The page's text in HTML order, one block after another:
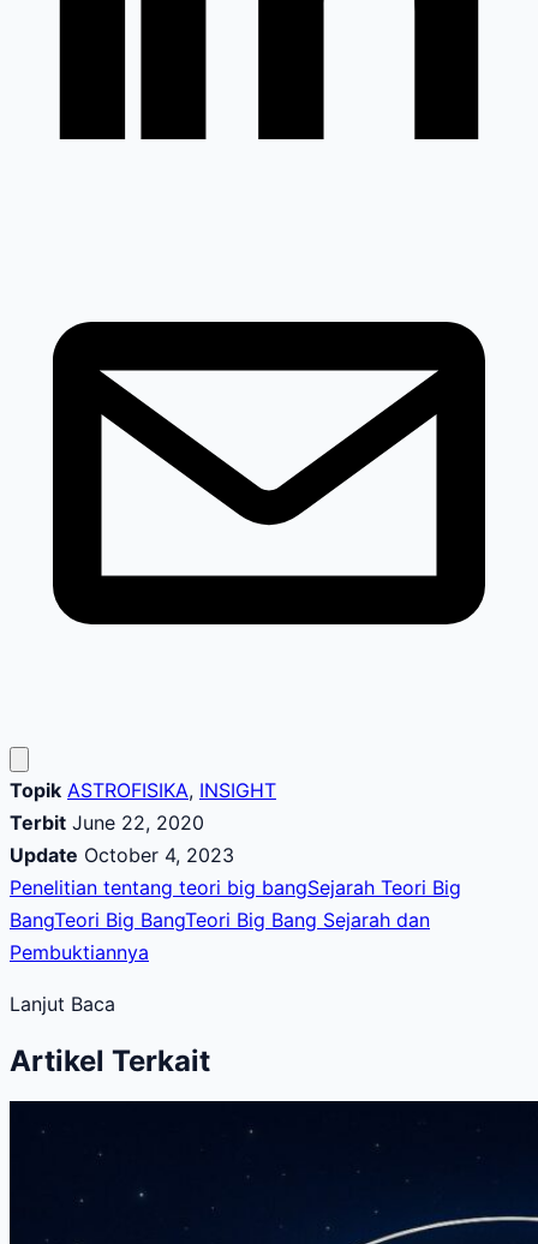
Topik ASTROFISIKA, INSIGHT
Terbit June 22, 2020
Update October 4, 2023
Penelitian tentang teori big bangSejarah Teori Big
BangTeori Big BangTeori Big Bang Sejarah dan
Pembuktiannya
Lanjut Baca
Artikel Terkait